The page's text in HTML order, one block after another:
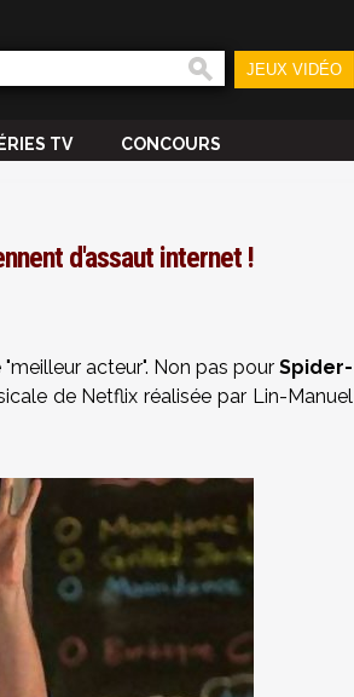
JEUX VIDÉO
TV CONCOURS
d'assaut internet !
acteur". Non pas pourSpider-
de Netflix réalisée par Lin-Manuel